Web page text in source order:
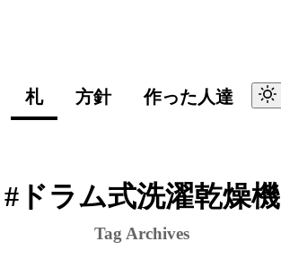
札 方針 作った人達
#ドラム式洗濯乾燥機
Tag Archives